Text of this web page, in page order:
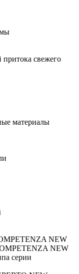
свежего
материалы
NEW
NEW
серии